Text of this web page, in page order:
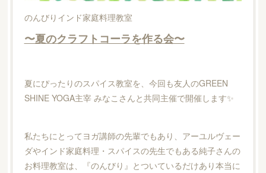
のんびりインド家庭料理教室
〜夏のクラフトコーラを作る会〜
夏にぴったりのスパイス教室を、今回も友人のGREEN
SHINE YOGA主宰 みなこさんと共同主催で開催します✨
私たちにとってヨガ講師の先輩でもあり、アーユルヴェー
ダやインド家庭料理・スパイスの先生でもある純子さんの
お料理教室は、『のんびり』とついているだけあり本当に